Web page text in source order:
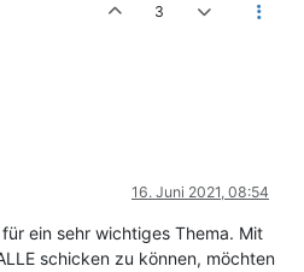
3
16. Juni 2021, 08:54
ein sehr wichtiges Thema. Mit
schicken zu können, möchten